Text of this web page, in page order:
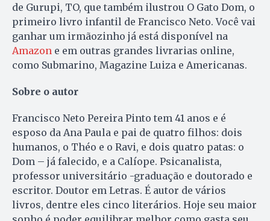
de Gurupi, TO, que também ilustrou O Gato Dom, o
primeiro livro infantil de Francisco Neto. Você vai
ganhar um irmãozinho já está disponível na
Amazon e em outras grandes livrarias online,
como Submarino, Magazine Luiza e Americanas.
Sobre o autor
Francisco Neto Pereira Pinto tem 41 anos e é
esposo da Ana Paula e pai de quatro filhos: dois
humanos, o Théo e o Ravi, e dois quatro patas: o
Dom – já falecido, e a Calíope. Psicanalista,
professor universitário -graduação e doutorado e
escritor. Doutor em Letras. É autor de vários
livros, dentre eles cinco literários. Hoje seu maior